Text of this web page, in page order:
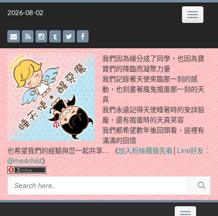
Skip
2026-08-02 Toggle
我們因為緣分成了同學，也因為寶
寶們的降臨而凝聚力量
我們記錄著天使來臨那一刻的感
動，也刻畫著魔鬼搗蛋那一刻的天
真
我們永遠記得天使睡著時的安詳臉
龐，還有搗蛋時的天真笑容
我們都希望數年後回頭看，這裡有
滿滿的回憶
也希望我們的經驗與您一起共享… 《加入粉絲團搶先看│Line好友：
@me4child》
Toggle